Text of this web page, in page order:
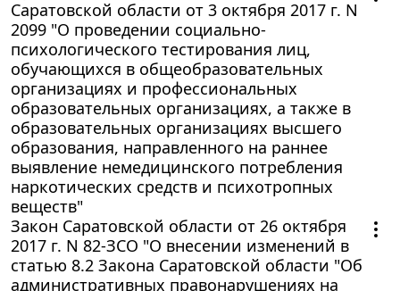
Саратовской области от 3 октября 2017 г. N
2099 "О проведении социально-
психологического тестирования лиц,
обучающихся в общеобразовательных
организациях и профессиональных
образовательных организациях, а также в
образовательных организациях высшего
образования, направленного на раннее
выявление немедицинского потребления
наркотических средств и психотропных
веществ"
Закон Саратовской области от 26 октября
2017 г. N 82-ЗСО "О внесении изменений в
статью 8.2 Закона Саратовской области "Об
административных правонарушениях на